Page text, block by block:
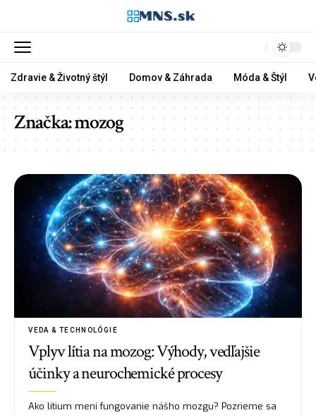
Zdravie & Životný štýl Domov & Záhrada Móda & Štýl
Značka:mozog
VEDA & TECHNOLÓGIE
Vplyv lítia na mozog: Výhody, vedľajšie
účinky a neurochemické procesy
Ako lítium mení fungovanie nášho mozgu? Pozrieme sa